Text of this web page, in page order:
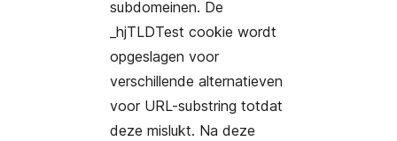
subdomeinen. De
_hjTLDTest cookie wordt
opgeslagen voor
verschillende alternatieven
voor URL-substring totdat
deze mislukt. Na deze